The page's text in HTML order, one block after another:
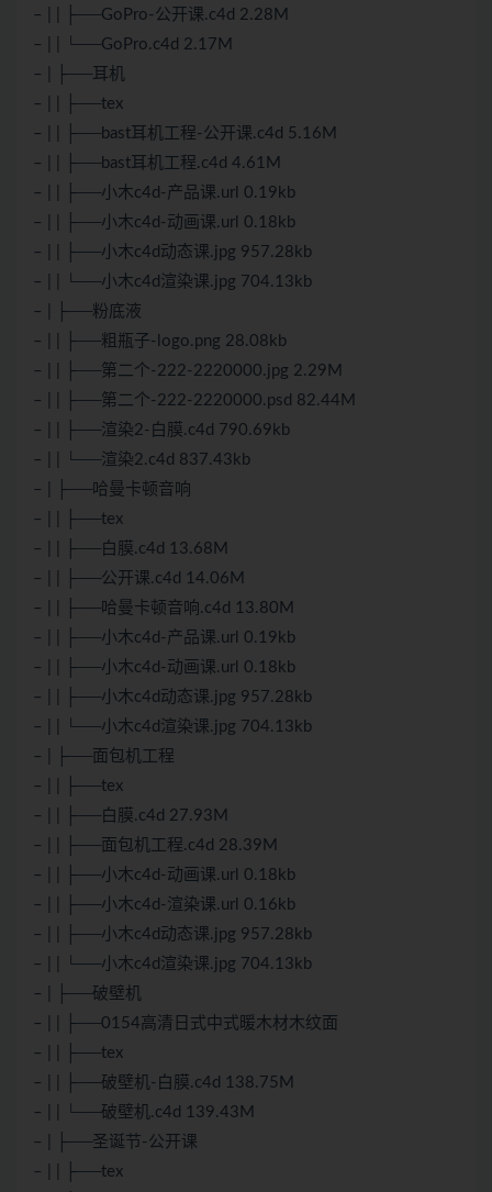
– | | ├──GoPro-公开课.c4d 2.28M
– | | └──GoPro.c4d 2.17M
– | ├──耳机
– | | ├──tex
– | | ├──bast耳机工程-公开课.c4d 5.16M
– | | ├──bast耳机工程.c4d 4.61M
– | | ├──小木c4d-产品课.url 0.19kb
– | | ├──小木c4d-动画课.url 0.18kb
– | | ├──小木c4d动态课.jpg 957.28kb
– | | └──小木c4d渲染课.jpg 704.13kb
– | ├──粉底液
– | | ├──粗瓶子-logo.png 28.08kb
– | | ├──第二个-222-2220000.jpg 2.29M
– | | ├──第二个-222-2220000.psd 82.44M
– | | ├──渲染2-白膜.c4d 790.69kb
– | | └──渲染2.c4d 837.43kb
– | ├──哈曼卡顿音响
– | | ├──tex
– | | ├──白膜.c4d 13.68M
– | | ├──公开课.c4d 14.06M
– | | ├──哈曼卡顿音响.c4d 13.80M
– | | ├──小木c4d-产品课.url 0.19kb
– | | ├──小木c4d-动画课.url 0.18kb
– | | ├──小木c4d动态课.jpg 957.28kb
– | | └──小木c4d渲染课.jpg 704.13kb
– | ├──面包机工程
– | | ├──tex
– | | ├──白膜.c4d 27.93M
– | | ├──面包机工程.c4d 28.39M
– | | ├──小木c4d-动画课.url 0.18kb
– | | ├──小木c4d-渲染课.url 0.16kb
– | | ├──小木c4d动态课.jpg 957.28kb
– | | └──小木c4d渲染课.jpg 704.13kb
– | ├──破壁机
– | | ├──0154高清日式中式暖木材木纹面
– | | ├──tex
– | | ├──破壁机-白膜.c4d 138.75M
– | | └──破壁机.c4d 139.43M
– | ├──圣诞节-公开课
– | | ├──tex